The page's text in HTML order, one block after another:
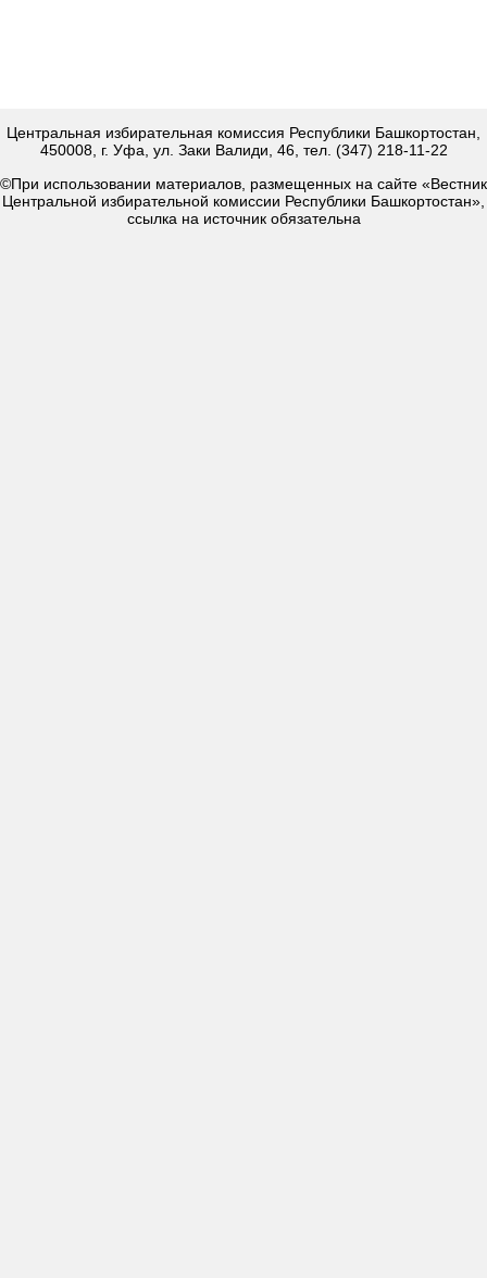
Центральная избирательная комиссия Республики Башкортостан,
450008, г. Уфа, ул. Заки Валиди, 46, тел. (347) 218-11-22
©При использовании материалов, размещенных на сайте «Вестник
Центральной избирательной комиссии Республики Башкортостан»,
ссылка на источник обязательна